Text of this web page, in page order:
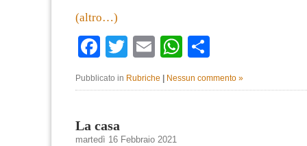
(altro…)
Facebook
TwitterEmailWhatsApp
Pubblicato in Rubriche Nessun commento »
La casa
martedì 16 Febbraio 2021